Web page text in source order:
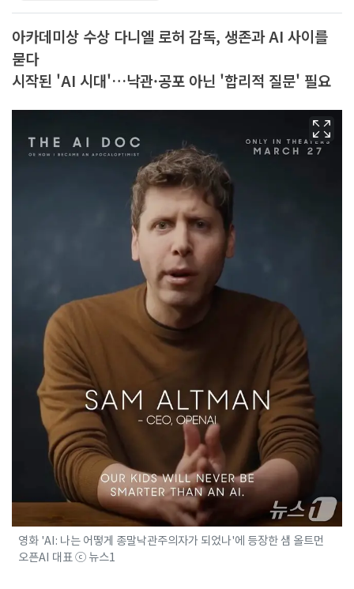
아카데미상 수상 다니엘 로허 감독, 생존과 AI 사이를
묻다
시작된 'AI 시대'…낙관·공포 아닌 '합리적 질문' 필요
영화 'AI: 나는 어떻게 종말낙관주의자가 되었나'에 등장한 샘 올트먼
오픈AI 대표 ⓒ 뉴스1